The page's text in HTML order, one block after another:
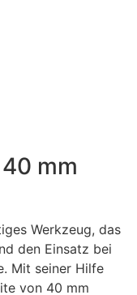
mm
Werkzeug, das
den Einsatz bei
Mit seiner Hilfe
von 40 mm